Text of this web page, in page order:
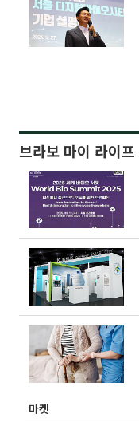
브라보 마이 라이프
마켓